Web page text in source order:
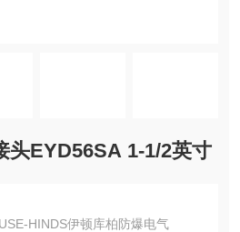
头EYD56SA 1-1/2英寸
HINDS伊顿库柏防爆电气